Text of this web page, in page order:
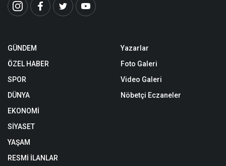
GÜNDEM
ÖZEL HABER
SPOR
DÜNYA
EKONOMİ
SİYASET
YAŞAM
RESMİ İLANLAR
Yazarlar
Foto Galeri
Video Galeri
Nöbetçi Eczaneler